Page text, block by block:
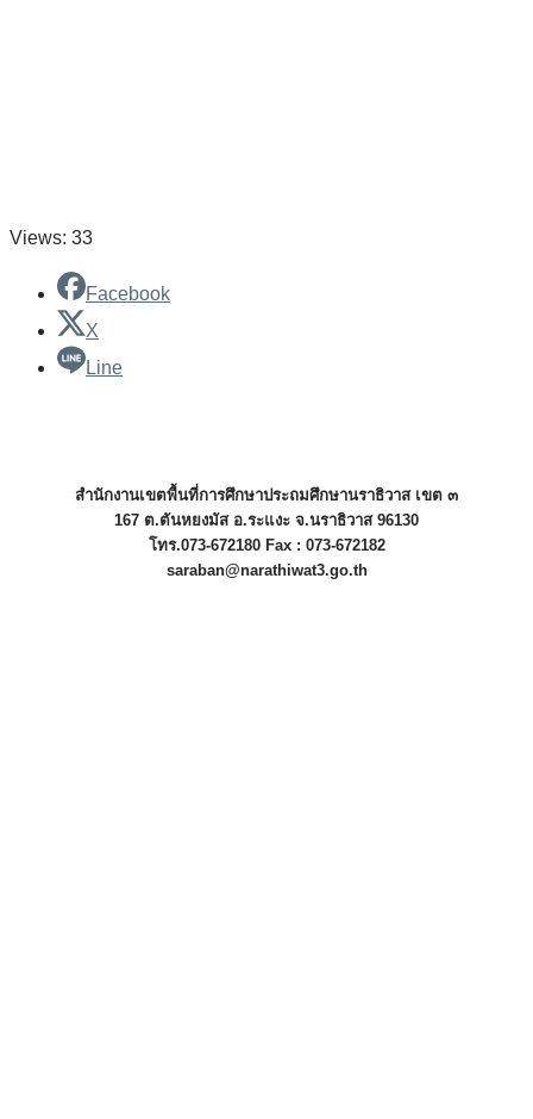
Views: 33
Facebook
X
Line
สำนักงานเขตพื้นที่การศึกษาประถมศึกษานราธิวาส เขต ๓
167 ต.ตันหยงมัส อ.ระแงะ จ.นราธิวาส 96130
โทร.073-672180 Fax : 073-672182
saraban@narathiwat3.go.th